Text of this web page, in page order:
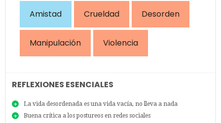
Amistad Crueldad Desorden
Manipulación Violencia
REFLEXIONES ESENCIALES
La vida desordenada es una vida vacía, no lleva a nada
Buena crítica a los postureos en redes sociales